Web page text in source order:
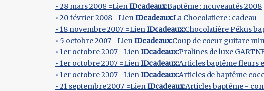
• 28 mars 2008 =LienIDcadeaux:Baptême : nouveautés 2008
• 20 février 2008 =LienIDcadeaux:La Chocolatiere : cadeau
• 18 novembre 2007 =LienIDcadeaux:Chocolatière Pékus
• 5 octobre 2007 =LienIDcadeaux:Coup de coeur guitare
• 1er octobre 2007 =LienIDcadeaux:Pralines de luxe
• 1er octobre 2007 =LienIDcadeaux:Articles baptême fleurs
• 1er octobre 2007 =LienIDcadeaux:Articles de baptême
• 21 septembre 2007 =LienIDcadeaux:Articles baptême -